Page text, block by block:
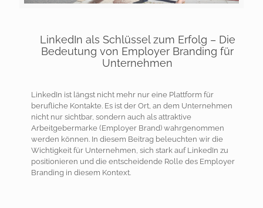
LinkedIn als Schlüssel zum Erfolg – Die
Bedeutung von Employer Branding für
Unternehmen
LinkedIn ist längst nicht mehr nur eine Plattform für
berufliche Kontakte. Es ist der Ort, an dem Unternehmen
nicht nur sichtbar, sondern auch als attraktive
Arbeitgebermarke (Employer Brand) wahrgenommen
werden können. In diesem Beitrag beleuchten wir die
Wichtigkeit für Unternehmen, sich stark auf LinkedIn zu
positionieren und die entscheidende Rolle des Employer
Branding in diesem Kontext.